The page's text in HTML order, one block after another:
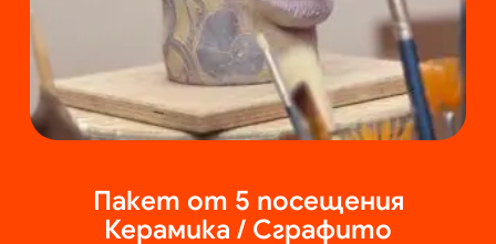
Пакет от 5 посещения
Керамика / Сграфито